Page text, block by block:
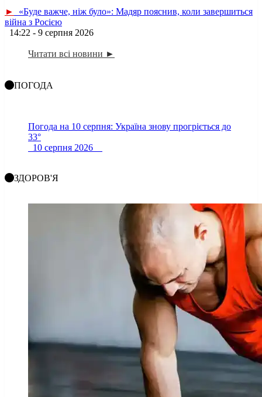
►
«Буде важче, ніж було»: Мадяр пояснив, коли завершиться
війна з Росією
14:22 - 9 серпня 2026
Читати всі новини ►
ПОГОДА
Погода на 10 серпня: Україна знову прогріється до
33°
10 серпня 2026
ЗДОРОВ'Я